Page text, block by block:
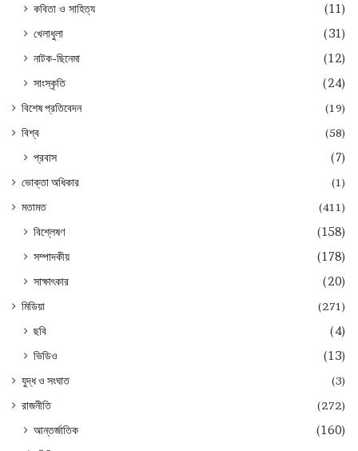
কবিতা ও সাহিত্য
(11)
খেলাধুলা
(31)
নাটক-ছিনেমা
(12)
সাংস্কৃতি
(24)
বিশেষ প্রতিবেদন
(19)
বিশ্ব
(58)
প্রবাস (7)
ভোক্তা অধিকার
(1)
মতামত
(411)
বিশ্লেষণ
(158)
সম্পাদকীয়
(178)
সাক্ষাৎকার
(20)
মিডিয়া (271)
ছবি
(4)
ভিডিও
(13)
যুদ্ধ ও সংঘাত
(3)
রাজনীতি
(272)
আন্তর্জাতিক (160)